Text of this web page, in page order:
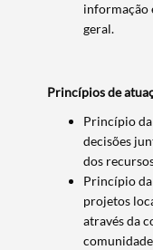
Filtros
informação
geral.
Princípios de
Princípio
decisões
dos
Princípio
projetos
através da